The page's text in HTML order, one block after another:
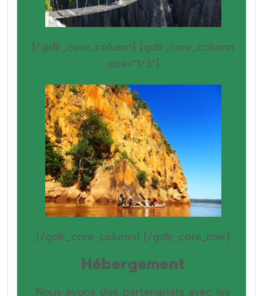
[/gdlr_core_column] [gdlr_core_column
size=”1/3″]
[/gdlr_core_column] [/gdlr_core_row]
Hébergement
Nous avons des partenariats avec les